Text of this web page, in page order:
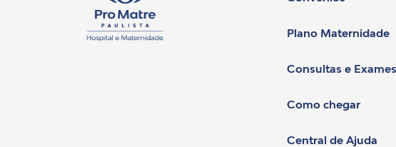
Plano Maternidade
Consultas e Exames
Como chegar
Central de Ajuda